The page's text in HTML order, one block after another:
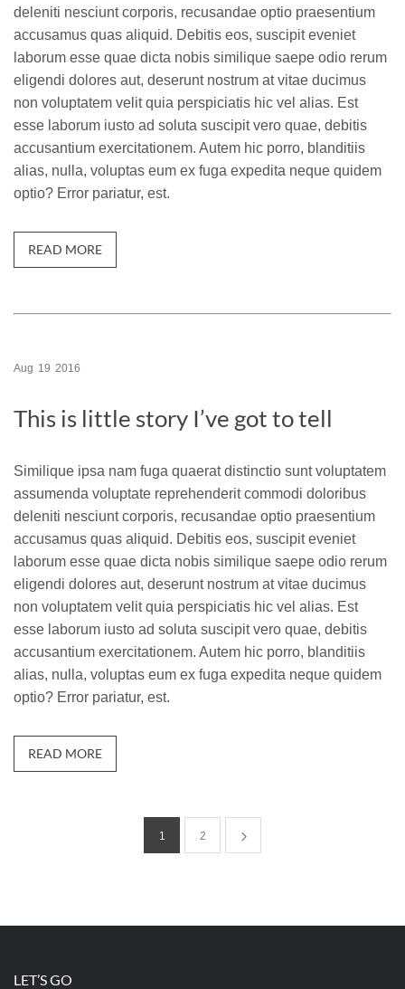
deleniti nesciunt corporis, recusandae optio praesentium
accusamus quas aliquid. Debitis eos, suscipit eveniet
laborum esse quae dicta nobis similique saepe odio rerum
eligendi dolores aut, deserunt nostrum at vitae ducimus
non voluptatem velit quia perspiciatis hic vel alias. Est
esse laborum iusto ad soluta suscipit vero quae, debitis
accusantium exercitationem. Autem hic porro, blanditiis
alias, nulla, voluptas eum ex fuga expedita neque quidem
optio? Error pariatur, est.
READ MORE
Aug 19 2016
This is little story I’ve got to tell
Similique ipsa nam fuga quaerat distinctio sunt voluptatem
assumenda voluptate reprehenderit commodi doloribus
deleniti nesciunt corporis, recusandae optio praesentium
accusamus quas aliquid. Debitis eos, suscipit eveniet
laborum esse quae dicta nobis similique saepe odio rerum
eligendi dolores aut, deserunt nostrum at vitae ducimus
non voluptatem velit quia perspiciatis hic vel alias. Est
esse laborum iusto ad soluta suscipit vero quae, debitis
accusantium exercitationem. Autem hic porro, blanditiis
alias, nulla, voluptas eum ex fuga expedita neque quidem
optio? Error pariatur, est.
READ MORE
1 2
LET’S GO